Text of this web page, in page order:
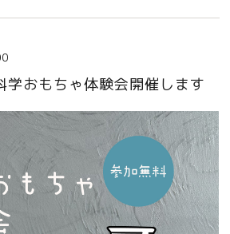
おもちゃ体験会開催します